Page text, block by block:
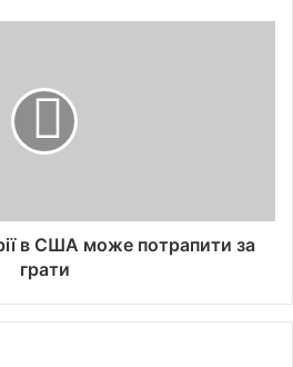
в США може потрапити за
грати